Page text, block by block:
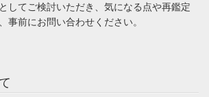
してご検討いただき、気になる点や再鑑定
事前にお問い合わせください。